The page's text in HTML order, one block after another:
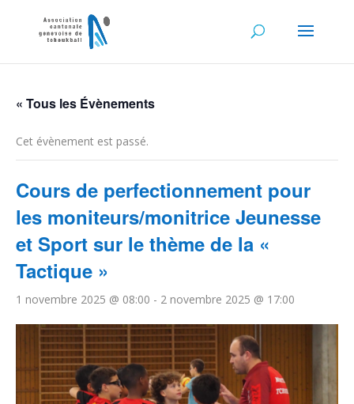
« Tous les Évènements
Cet évènement est passé.
Cours de perfectionnement pour
les moniteurs/monitrice Jeunesse
et Sport sur le thème de la «
Tactique »
1 novembre 2025 @ 08:00 - 2 novembre 2025 @ 17:00